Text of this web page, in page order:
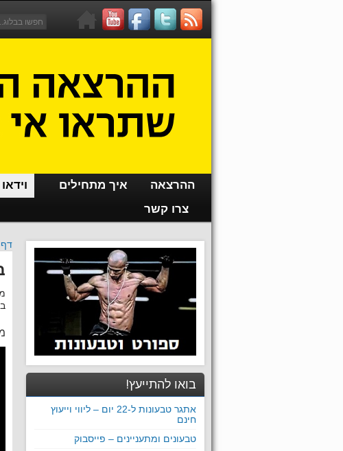
ההרצאה איך מתחילים וידאו
צרו קשר
בואו להתייעץ!
אתגר טבעונות ל-22 יום – ליווי וייעוץ
חינם
טבעונים ומתעניינים – פייסבוק